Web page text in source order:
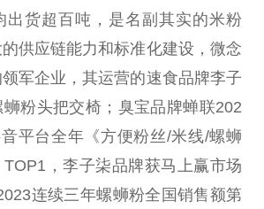
出货超百吨，是名副其实的米粉
供应链能力和标准化建设， 微念
军企业，其运营的速食品牌李子
粉头把交椅；臭宝品牌蝉联202
平台全年《方便粉丝/米线/螺蛳
，李子柒品牌获马上赢市场
连续三年螺蛳粉全国销售额第